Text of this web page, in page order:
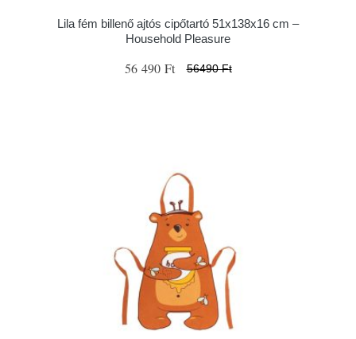
Lila fém billenő ajtós cipőtartó 51x138x16 cm –
Household Pleasure
56 490 Ft 56490 Ft